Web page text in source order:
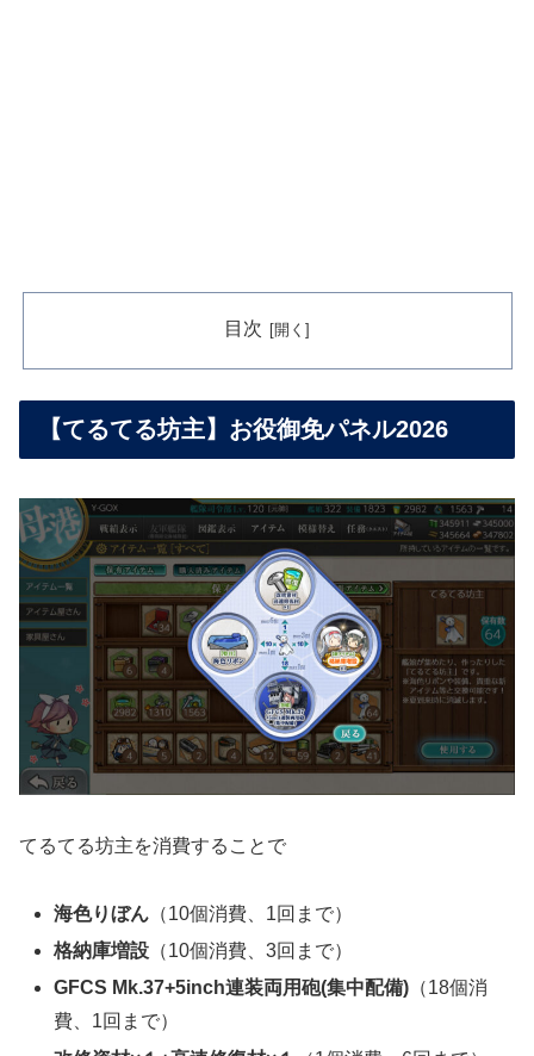
目次
【てるてる坊主】お役御免パネル2026
てるてる坊主を消費することで
海色りぼん （10個消費、1回まで）
格納庫増設 （10個消費、3回まで）
GFCS Mk.37+5inch連装両用砲(集中配備) （18個消
費、1回まで）